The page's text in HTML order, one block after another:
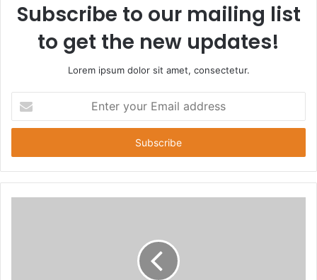
Subscribe to our mailing list
to get the new updates!
Lorem ipsum dolor sit amet, consectetur.
t
r
y